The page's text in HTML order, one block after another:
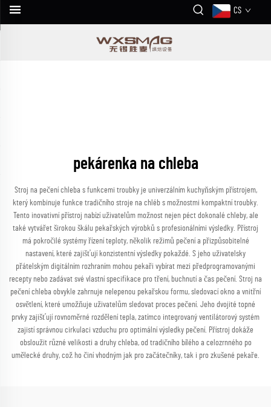
CS
pekárenka na chleba
Stroj na pečení chleba s funkcemi troubky je univerzálním kuchyňským přístrojem,
který kombinuje funkce tradičního stroje na chléb s možnostmi kompaktní troubky.
Tento inovativní přístroj nabízí uživatelům možnost nejen péct dokonalé chleby, ale
také vytvářet širokou škálu pekařských výrobků s profesionálními výsledky. Přístroj
má pokročilé systémy řízení teploty, několik režimů pečení a přizpůsobitelné
nastavení, které zajišťují konzistentní výsledky pokaždé. S jeho uživatelsky
přátelským digitálním rozhraním mohou pekaři vybírat mezi předprogramovanými
recepty nebo zadávat své vlastní specifikace pro tření, buchnutí a čas pečení. Stroj na
pečení chleba obvykle zahrnuje nelepenou pekařskou formu, sledovací okno a vnitřní
osvětlení, které umožňuje uživatelům sledovat proces pečení. Jeho dvojité topné
prvky zajišťují rovnoměrné rozdělení tepla, zatímco integrovaný ventilátorový systém
zajistí správnou cirkulaci vzduchu pro optimální výsledky pečení. Přístroj dokáže
obsloužit různé velikosti a druhy chleba, od tradičního bílého a celozrnného po
umělecké druhy, což ho činí vhodným jak pro začátečníky, tak i pro zkušené pekaře.